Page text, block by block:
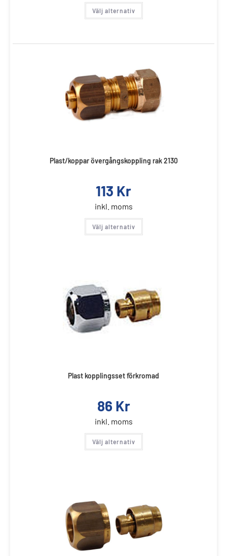
Välj alternativ
Plast/koppar övergångskoppling rak 2130
113 Kr
inkl. moms
Välj alternativ
Plast kopplingsset förkromad
86 Kr
inkl. moms
Välj alternativ